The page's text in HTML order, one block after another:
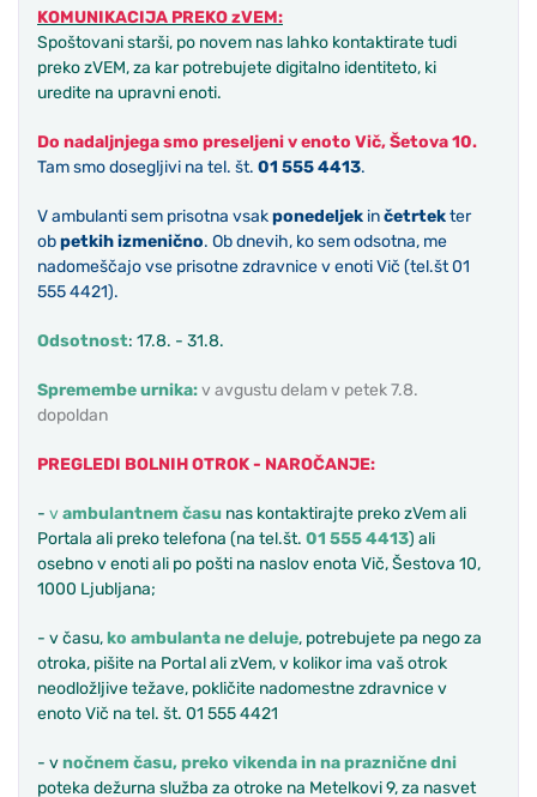
KOMUNIKACIJA PREKO zVEM:
Spoštovani starši, po novem nas lahko kontaktirate tudi
preko zVEM, za kar potrebujete digitalno identiteto, ki
uredite na upravni enoti.
Do nadaljnjega smo preseljeni v enoto Vič, Šetova 10.
Tam smo dosegljivi na tel. št. 01 555 4413.
V ambulanti sem prisotna vsakponedeljek inčetrtekter
obpetkihizmenično. Ob dnevih, ko sem odsotna, me
nadomeščajo vse prisotne zdravnice v enoti Vič (tel.št 01
555 4421).
Odsotnost: 17.8. - 31.8.
Spremembe urnika:v avgustu delam v petek 7.8.
dopoldan
PREGLEDI BOLNIH OTROK - NAROČANJE:
- vambulantnem času nas kontaktirajte preko zVem ali
Portala ali preko telefona (na tel.št. 01 555 4413) ali
osebno v enoti ali po pošti na naslov enota Vič, Šestova 10,
1000 Ljubljana;
- v času,ko ambulanta ne deluje, potrebujete pa nego za
otroka, pišite na Portal ali zVem, v kolikor ima vaš otrok
neodložljive težave, pokličite nadomestne zdravnice v
enoto Vič na tel. št. 01 555 4421
- vnočnem času, preko vikenda in na praznične dni
poteka dežurna služba za otroke na Metelkovi 9, za nasvet